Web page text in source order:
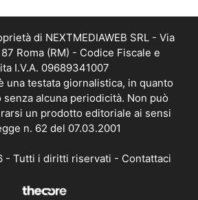
di NEXTMEDIAWEB SRL - Via
Roma (RM) - Codice Fiscale e
I.V.A. 09689341007
una testata giornalistica, in quanto
alcuna periodicità. Non può
un prodotto editoriale ai sensi
n. 62 del 07.03.2001
- Tutti i diritti riservati - Contattaci